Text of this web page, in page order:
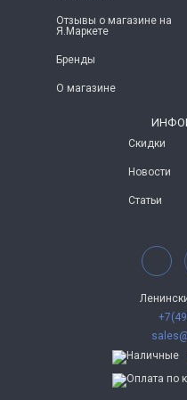
Отзывы о магазине на
Я.Маркете
Бренды
О магазине
Скидки
Новости
Статьи